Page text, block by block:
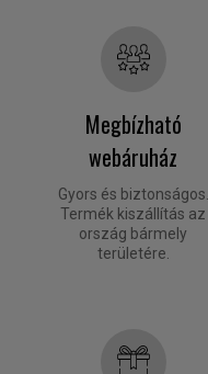
Megbízható
webáruház
Gyors és biztonságos.
Termék kiszállítás az
ország bármely
területére.